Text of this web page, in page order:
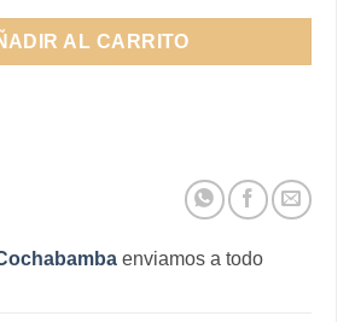
hasta
910Bs.
AL CARRITO
enviamos a todo